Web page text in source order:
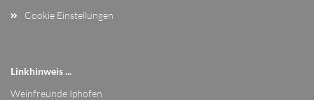
Cookie Einstellungen
Linkhinweis ...
Weinfreunde Iphofen